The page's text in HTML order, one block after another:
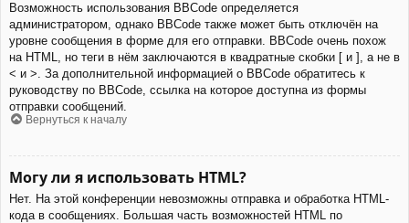
Возможность использования BBCode определяется
администратором, однако BBCode также может быть отключён на
уровне сообщения в форме для его отправки. BBCode очень похож
на HTML, но теги в нём заключаются в квадратные скобки [ и ], а не в
< и >. За дополнительной информацией о BBCode обратитесь к
руководству по BBCode, ссылка на которое доступна из формы
отправки сообщений.
Вернуться к началу
Могу ли я использовать HTML?
Нет. На этой конференции невозможны отправка и обработка HTML-
кода в сообщениях. Большая часть возможностей HTML по